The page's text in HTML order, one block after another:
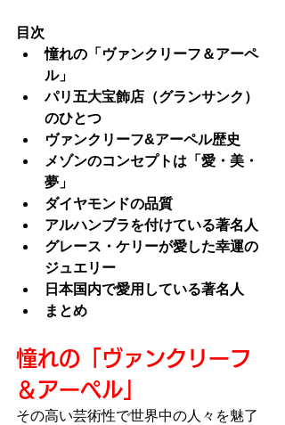
目次
憧れの「ヴァンクリーフ＆アーペ
ル」
パリ五大宝飾店（グランサンク）
のひとつ
ヴァンクリーフ&アーペル歴史
メゾンのコンセプトは「愛・美・
夢」
ダイヤモンドの品質
アルハンブラを付けている著名人
グレース・ケリーが愛した幸運の
ジュエリー
日本国内で愛用している著名人
まとめ
憧れの「ヴァンクリーフ
＆アーペル」
その高い芸術性で世界中の人々を魅了